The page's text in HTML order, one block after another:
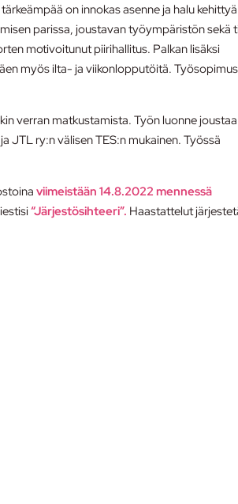
on innokas asenne ja halu kehittyä
parissa, joustavan työympäristön sekä
motivoitunut piirihallitus. Palkan lisäksi
myös ilta- ja viikonlopputöitä.
verran matkustamista. Työn luonne joustaa
JTL ry:n välisen TES:n mukainen. Työssä
viimeistään 14.8.2022 mennessä
“Järjestösihteeri”. Haastattelut